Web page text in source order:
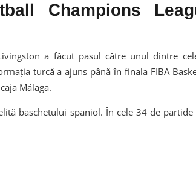
Champions
a făcut pasul către unul dintre
turcă a ajuns până în finala FIBA
Málaga.
baschetului spaniol. În cele 34 de partide